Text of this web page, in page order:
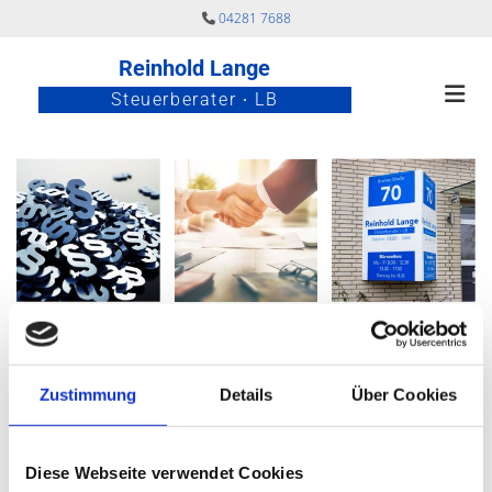
Zustimmung Details Über Cookies
Diese Webseite verwendet Cookies
 04281 7688
Reinhold Lange
Steuerberater ∙ LB
Steuerberater Reinhold Lange in
Zeven